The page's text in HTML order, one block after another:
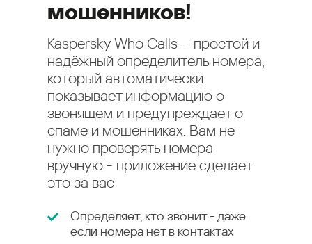
мошенников!
Kaspersky Who Calls – простой и
надёжный определитель номера,
который автоматически
показывает информацию о
звонящем и предупреждает о
спаме и мошенниках. Вам не
нужно проверять номера
вручную - приложение сделает
это за вас
Определяет, кто звонит - даже
если номера нет в контактах